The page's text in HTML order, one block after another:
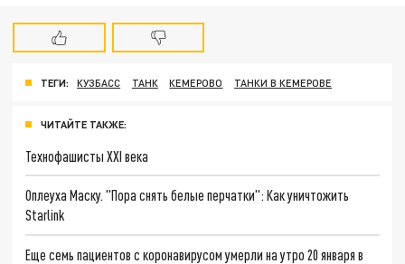
ТЕГИ: КУЗБАСС ТАНК КЕМЕРОВО ТАНКИ В КЕМЕРОВЕ
ЧИТАЙТЕ ТАКЖЕ:
Технофашисты XXI века
Оплеуха Маску. "Пора снять белые перчатки": Как уничтожить
Starlink
Еще семь пациентов с коронавирусом умерли на утро 20 января в